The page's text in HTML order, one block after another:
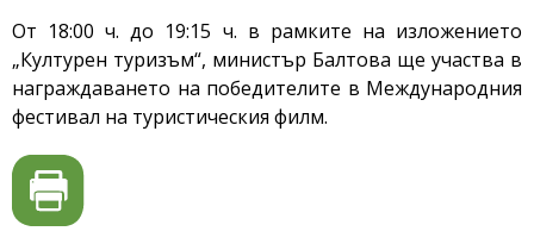
От 18:00 ч. до 19:15 ч. в рамките на изложението
„Културен туризъм“, министър Балтова ще участва в
награждаването на победителите в Международния
фестивал на туристическия филм.